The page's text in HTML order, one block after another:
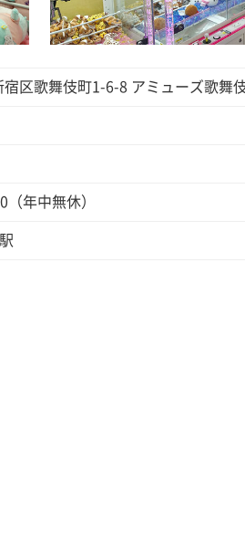
区歌舞伎町1-6-8 アミューズ歌舞
（年中無休）